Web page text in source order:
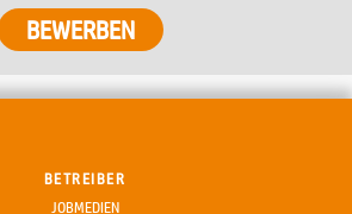
BEWERBEN
BETREIBER
JOBMEDIEN